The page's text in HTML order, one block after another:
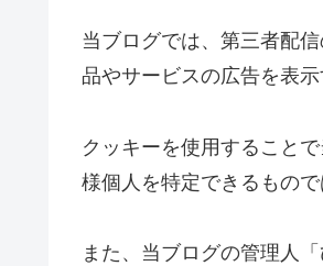
当ブログでは、第三者配
品やサービスの広告を表
クッキーを使用すること
様個人を特定できるもので
また、当ブログの管理人